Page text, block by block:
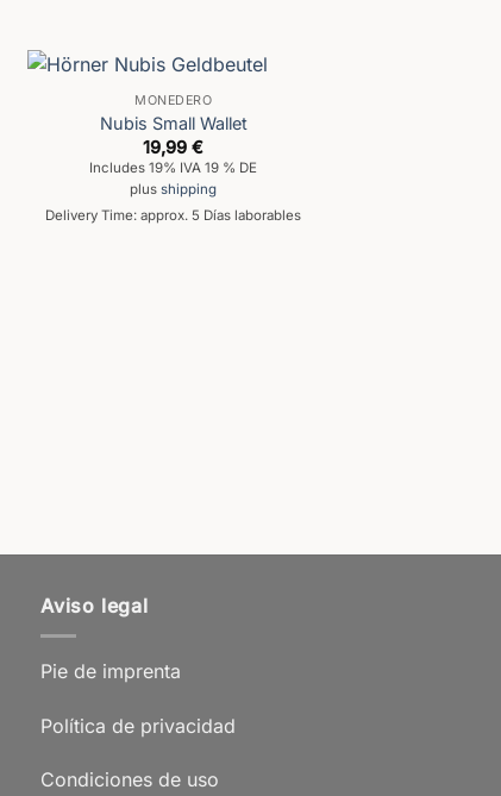
MONEDERO
Nubis Small Wallet
19,99€
Includes 19% IVA 19 % DE
plusshipping
Delivery Time: approx. 5 Días laborables
Aviso legal
Pie de imprenta
Política de privacidad
Condiciones de uso